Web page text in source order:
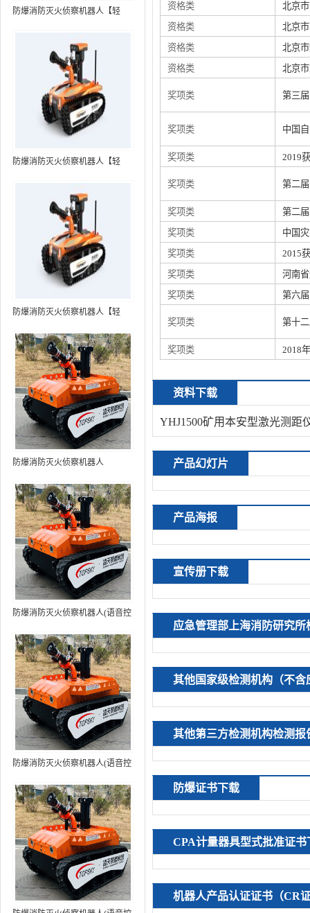
防爆消防灭火侦察机器人【轻
装置+语音控制+跟随功能+5G控
防爆消防灭火侦察机器人【轻
装置+语音控制+跟随功能+5G控
制+水炮跟踪火焰）RXR-
MC80BD（第8代）
防爆消防灭火侦察机器人【轻
装置+语音控制+跟随功能+5G控
制+水炮跟踪火焰+自主导航）
防爆消防灭火侦察机器人
防爆消防灭火侦察机器人(语音控
MC80BD（第6代）
防爆消防灭火侦察机器人(语音控
RXR-MC80BD（第7代）
资格类
北京
资格类
北京
资格类
北京
资格类
北京
奖项类 第三
奖项类 中国
奖项类 2019
奖项类 第二
奖项类
第二
奖项类
中国
奖项类
2015
奖项类
河南
奖项类
第六
奖项类 第十
奖项类 2018
资料下载
YHJ1500矿用本安型激光测距
产品幻灯片
产品海报
宣传册下载
应急管理部上海消防研究所
其他国家级检测机构（不
其他第三方检测机构检测报
防爆证书下载
CPA计量器具型式批准证书
机器人产品认证证书（CR